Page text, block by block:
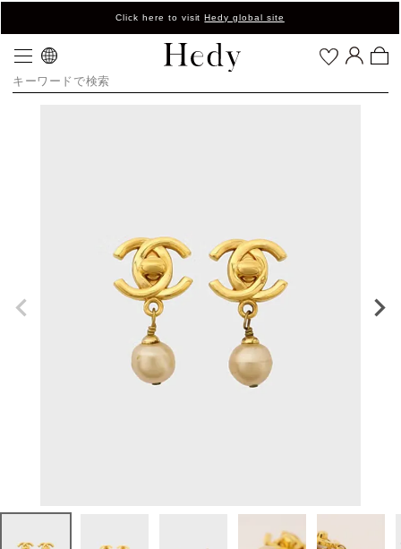
Click here to visitHedy global site